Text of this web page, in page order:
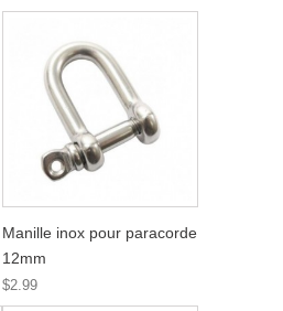
Manille inox pour paracorde
12mm
$2.99